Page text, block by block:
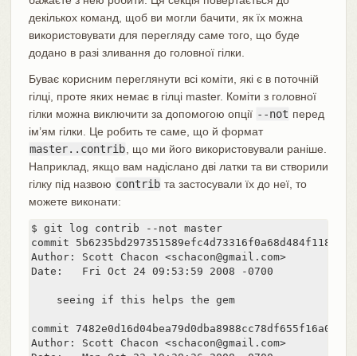
декількох команд, щоб ви могли бачити, як їх можна
використовувати для перегляду саме того, що буде
додано в разі зливання до головної гілки.
Буває корисним переглянути всі коміти, які є в поточній
гілці, проте яких немає в гілці master. Коміти з головної
гілки можна виключити за допомогою опції --not перед
ім’ям гілки. Це робить те саме, що й формат
master..contrib , що ми його використовували раніше.
Наприклад, якщо вам надіслано дві латки та ви створили
гілку під назвою contrib та застосували їх до неї, то
можете виконати:
$ git log contrib --not master
commit 5b6235bd297351589efc4d73316f0a68d484f118
Author: Scott Chacon <schacon@gmail.com>
Date:   Fri Oct 24 09:53:59 2008 -0700
    seeing if this helps the gem
commit 7482e0d16d04bea79d0dba8988cc78df655f16a0
Author: Scott Chacon <schacon@gmail.com>